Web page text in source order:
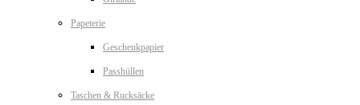
Papeterie
Geschenkpapier
Passhüllen
Taschen & Rucksäcke